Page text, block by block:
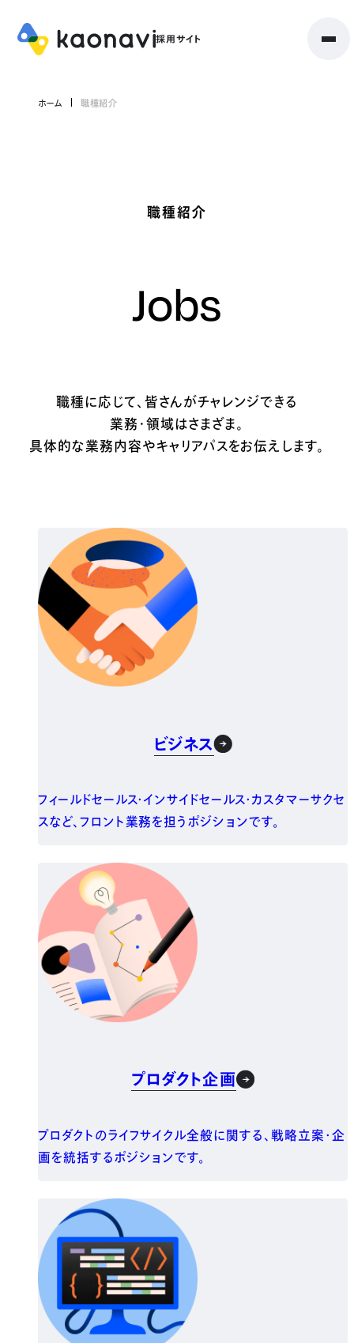
ホーム 職種紹介
職種紹介
Jobs
職種に応じて、皆さんがチャレンジできる
業務・領域はさまざま。
具体的な業務内容やキャリアパスをお伝えします。
ビジネス
フィールドセールス・インサイドセールス・カスタマーサクセ
スなど、フロント業務を担うポジションです。
プロダクト企画
プロダクトのライフサイクル全般に関する、戦略立案・企
画を統括するポジションです。